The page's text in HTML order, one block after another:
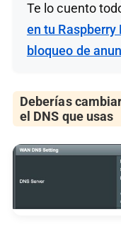
Te lo cuento
en tu Raspberry
bloqueo de
Deberías
el DNS que usas